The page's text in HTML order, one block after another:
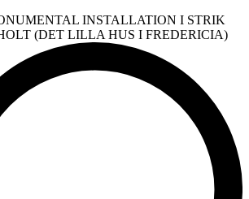
INSTALLATION I STRIK
(DET LILLA HUS I FREDERICIA)